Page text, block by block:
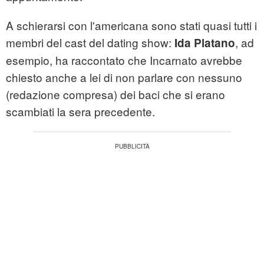
A schierarsi con l'americana sono stati quasi tutti i
membri del cast del dating show: Ida Platano, ad
esempio, ha raccontato che Incarnato avrebbe
chiesto anche a lei di non parlare con nessuno
(redazione compresa) dei baci che si erano
scambiati la sera precedente.